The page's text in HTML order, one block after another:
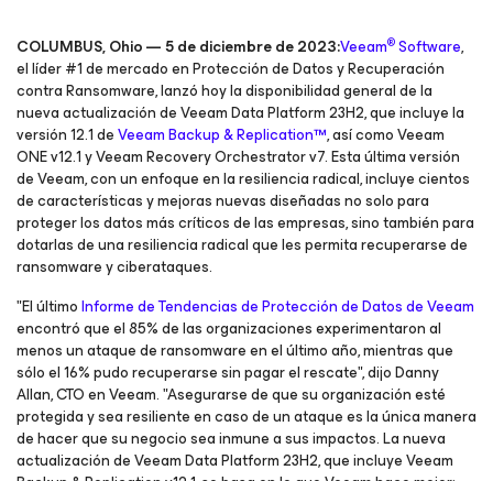
COLUMBUS, Ohio — 5 de diciembre de 2023:Veeam®Software,
el líder #1 de mercado en Protección de Datos y Recuperación
contra Ransomware, lanzó hoy la disponibilidad general de la
nueva actualización de Veeam Data Platform 23H2, que incluye la
versión 12.1 deVeeam Backup & Replication™, así como Veeam
ONE v12.1 y Veeam Recovery Orchestrator v7. Esta última versión
de Veeam, con un enfoque en la resiliencia radical, incluye cientos
de características y mejoras nuevas diseñadas no solo para
proteger los datos más críticos de las empresas, sino también para
dotarlas de una resiliencia radical que les permita recuperarse de
ransomware y ciberataques.
"El últimoInforme de Tendencias de Protección de Datos de Veeam
encontró que el 85% de las organizaciones experimentaron al
menos un ataque de ransomware en el último año, mientras que
sólo el 16% pudo recuperarse sin pagar el rescate", dijo Danny
Allan, CTO en Veeam. "Asegurarse de que su organización esté
protegida y sea resiliente en caso de un ataque es la única manera
de hacer que su negocio sea inmune a sus impactos. La nueva
actualización de Veeam Data Platform 23H2, que incluye Veeam